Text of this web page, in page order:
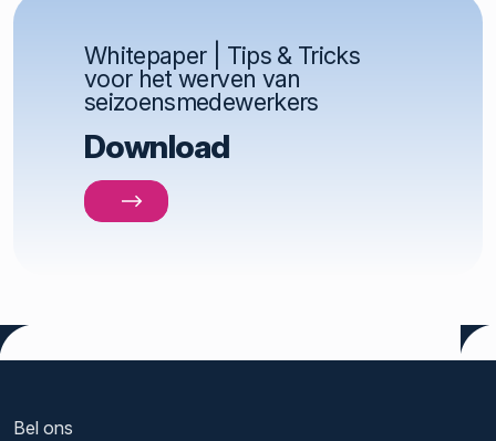
Whitepaper | Tips & Tricks
voor het werven van
seizoensmedewerkers
Download
Bel ons